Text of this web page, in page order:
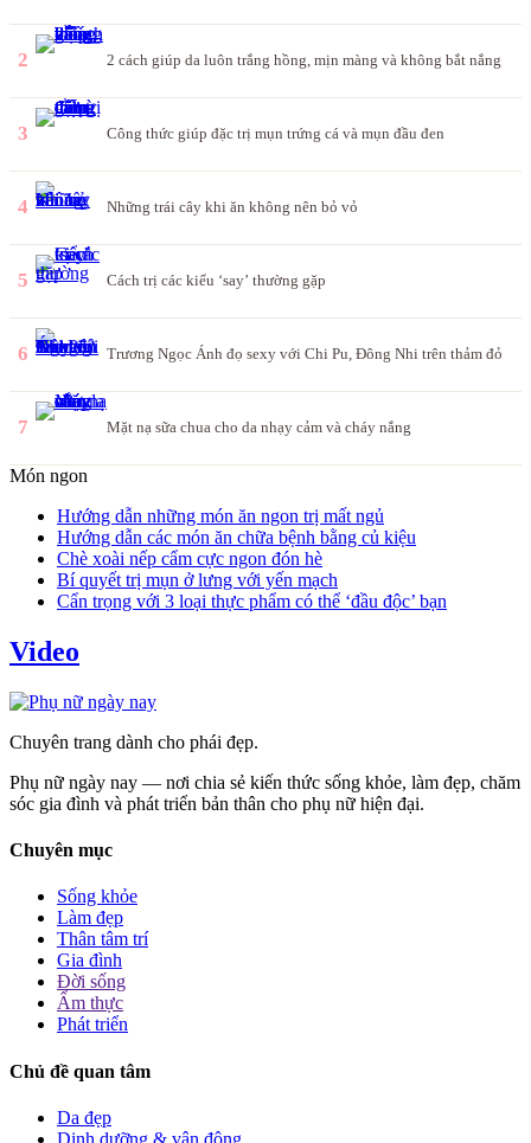
2 2 cách giúp da luôn trắng hồng, mịn màng và không bắt nắng
3 Công thức giúp đặc trị mụn trứng cá và mụn đầu đen
4 Những trái cây khi ăn không nên bỏ vỏ
5 Cách trị các kiểu ‘say’ thường gặp
6 Trương Ngọc Ánh đọ sexy với Chi Pu, Đông Nhi trên thảm đỏ
7 Mặt nạ sữa chua cho da nhạy cảm và cháy nắng
Món ngon
Hướng dẫn những món ăn ngon trị mất ngủ
Hướng dẫn các món ăn chữa bệnh bằng củ kiệu
Chè xoài nếp cẩm cực ngon đón hè
Bí quyết trị mụn ở lưng với yến mạch
Cẩn trọng với 3 loại thực phẩm có thể ‘đầu độc’ bạn
Video
Chuyên trang dành cho phái đẹp.
Phụ nữ ngày nay — nơi chia sẻ kiến thức sống khỏe, làm đẹp, chăm
sóc gia đình và phát triển bản thân cho phụ nữ hiện đại.
Chuyên mục
Sống khỏe
Làm đẹp
Thân tâm trí
Gia đình
Đời sống
Ẩm thực
Phát triển
Chủ đề quan tâm
Da đẹp
Dinh dưỡng & vận động